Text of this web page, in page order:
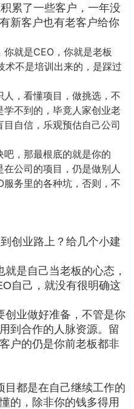
累了一些客户，一年没
新客户也有老客户给你
就是CEO，你就是老板
术不是培训出来的，是踩过
，看懂项目，做挑选，不
不到的，毕竟人家创业老
自信，乐观预估自己公司
，那最根底的就是你的
公司的项目，仍是做别人
务里的各种坑，否则，不
创业路上？给几个小建
是自己当老板的心态，
自己，就没有很明确这
创业做好准备，不管是你
到合作的人脉资源。留
户的仍是你前老板都非
目都是在自己继续工作的
的，除非你的钱多得用